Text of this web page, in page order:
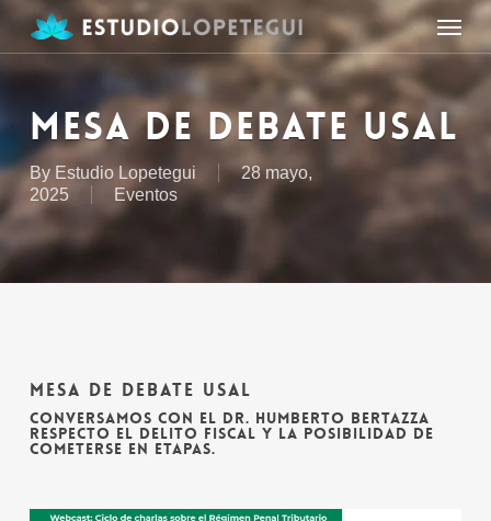
main
content
Menu
MESA DE DEBATE USAL
By Estudio Lopetegui
28 mayo,
2025
Eventos
MESA DE DEBATE USAL
CONVERSAMOS CON EL DR. HUMBERTO BERTAZZA
RESPECTO EL DELITO FISCAL Y LA POSIBILIDAD DE
COMETERSE EN ETAPAS.